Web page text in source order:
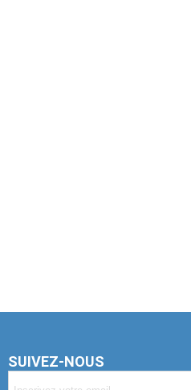
SUIVEZ-NOUS